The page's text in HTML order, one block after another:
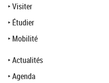
‣Visiter
‣ Étudier
‣ Mobilité
‣Actualités
‣Agenda